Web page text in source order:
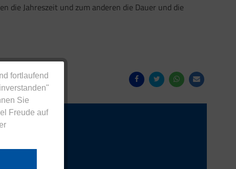
fortlaufend
Sie
Freude auf
die Jahreszeit und zum anderen die Dauer und die